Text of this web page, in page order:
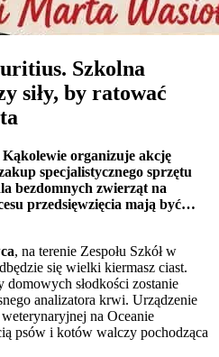
Szkolna
siły, by ratować
Kąkolewie organizuje akcję
specjalistycznego sprzętu
bezdomnych zwierząt na
przedsięwzięcia mają być…
, na terenie Zespołu Szkół w
się wielki kiermasz ciast.
domowych słodkości zostanie
analizatora krwi. Urządzenie
na Oceanie
psów i kotów walczy pochodząca